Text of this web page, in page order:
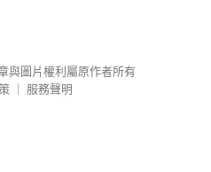
與圖片權利屬原作者所有
服務聲明